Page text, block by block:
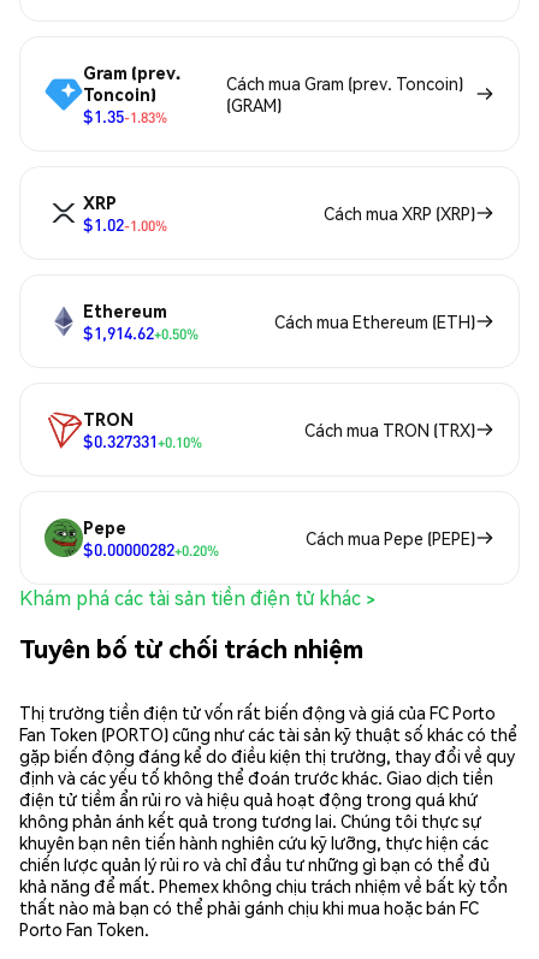
Gram (prev.
Toncoin)
$1.35-1.83%
Cách mua Gram (prev. Toncoin)
(GRAM)
XRP
$1.02-1.00%
Cách mua XRP (XRP)
Ethereum
$1,914.62+0.50%
Cách mua Ethereum (ETH)
TRON
$0.327331+0.10%
Cách mua TRON (TRX)
Pepe
$0.00000282+0.20%
Cách mua Pepe (PEPE)
Khám phá các tài sản tiền điện tử khác >
Tuyên bố từ chối trách nhiệm
Thị trường tiền điện tử vốn rất biến động và giá của FC Porto
Fan Token (PORTO) cũng như các tài sản kỹ thuật số khác có thể
gặp biến động đáng kể do điều kiện thị trường, thay đổi về quy
định và các yếu tố không thể đoán trước khác. Giao dịch tiền
điện tử tiềm ẩn rủi ro và hiệu quả hoạt động trong quá khứ
không phản ánh kết quả trong tương lai. Chúng tôi thực sự
khuyên bạn nên tiến hành nghiên cứu kỹ lưỡng, thực hiện các
chiến lược quản lý rủi ro và chỉ đầu tư những gì bạn có thể đủ
khả năng để mất. Phemex không chịu trách nhiệm về bất kỳ tổn
thất nào mà bạn có thể phải gánh chịu khi mua hoặc bán FC
Porto Fan Token.